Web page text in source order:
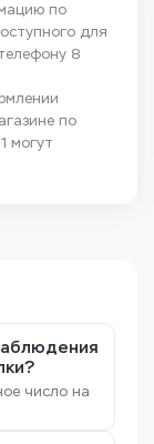
по
для
8
по
могут
число на